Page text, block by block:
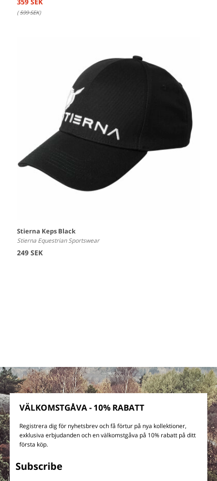
(599 SEK)
Stierna Keps Black
Stierna Equestrian Sportswear
249 SEK
VÄLKOMSTGÅVA - 10% RABATT
Registrera dig för nyhetsbrev och få förtur på nya kollektioner,
exklusiva erbjudanden och en välkomstgåva på 10% rabatt på ditt
första köp.
Subscribe